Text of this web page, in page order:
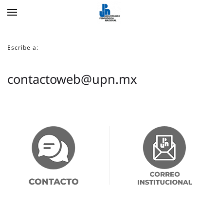
Escribe a:
contactoweb@upn.mx